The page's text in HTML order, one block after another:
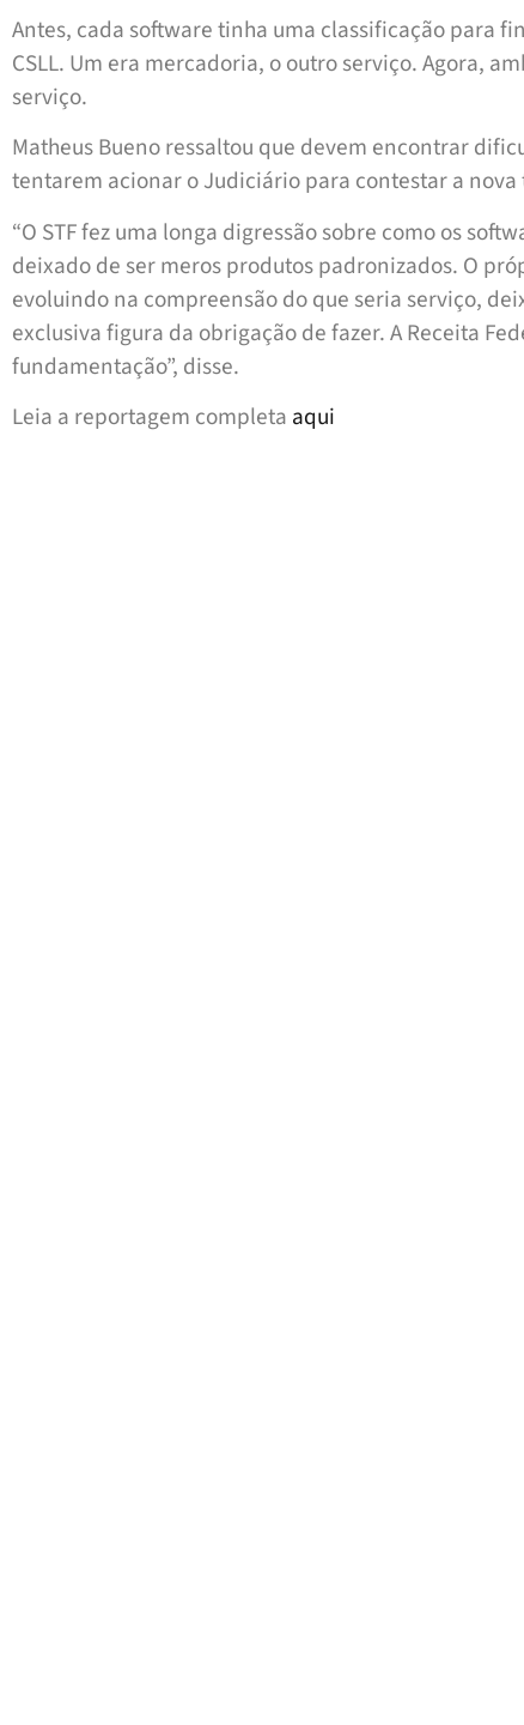
Antes, cada software tinha uma classificação para
CSLL. Um era mercadoria, o outro serviço. Agora,
serviço.
Matheus Bueno ressaltou que devem encontrar
tentarem acionar o Judiciário para contestar a
“O STF fez uma longa digressão sobre como os
deixado de ser meros produtos padronizados. O
evoluindo na compreensão do que seria serviço,
exclusiva figura da obrigação de fazer. A Receita
fundamentação”, disse.
Leia a reportagem completa aqui